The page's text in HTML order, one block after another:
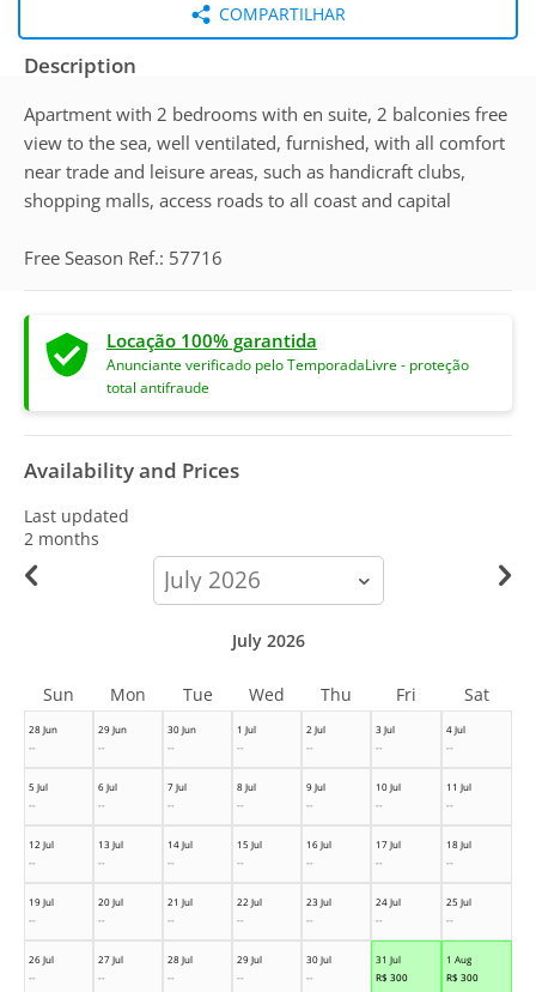
COMPARTILHAR
Description
Apartment with 2 bedrooms with en suite, 2 balconies free
view to the sea, well ventilated, furnished, with all comfort
near trade and leisure areas, such as handicraft clubs,
shopping malls, access roads to all coast and capital
Free Season Ref.: 57716
Locação 100% garantida
Anunciante verificado pelo TemporadaLivre - proteção
total antifraude
Availability and Prices
Last updated
2 months
calendar-
month
28 Jun
--
29 Jun
--
30 Jun
--
1 Jul
--
2 Jul
--
3 Jul
--
4 Jul
--
5 Jul
--
6 Jul
--
7 Jul
--
8 Jul
--
9 Jul
--
10 Jul
--
11 Jul
--
12 Jul
--
13 Jul
--
14 Jul
--
15 Jul
--
16 Jul
--
17 Jul
--
18 Jul
--
19 Jul
--
20 Jul
--
21 Jul
--
22 Jul
--
23 Jul
--
24 Jul
--
25 Jul
--
26 Jul
--
27 Jul
--
28 Jul
--
29 Jul
--
30 Jul
--
31 Jul
R$ 300
1 Aug
R$ 300
July 2026
Sun Mon Tue Wed Thu Fri Sat